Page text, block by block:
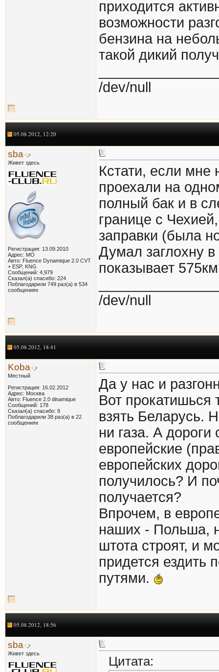
приходится
возможности
бензина на
такой дикий
/dev/null
05.08.2012, 12:20
sba
Живет здесь
Регистрация: 13.09.2010
Адрес: МО
Авто: Fluence Dynamique 2.0 CVT
+ ESP, KNG
Сообщений: 4,979
Сказал(а) спасибо: 224
Поблагодарили 749 раз(а) в 534
сообщениях
Кстати, если мне
проехали на
полный бак и в
границе с
заправки (была
Думал заглохну в
показывает
/dev/null
05.08.2012, 18:41
Koba
Местный
Регистрация: 16.02.2012
Адрес: Москва
Авто: Fluence 2.0 dinamique
Сообщений: 178
Сказал(а) спасибо: 8
Поблагодарили 38 раз(а) в 22
сообщениях
Да у нас и
Вот прокатишься
взять Беларусь.
ни газа. А дороги
европейские
европейских
получилось? И
получается?
Впрочем, в
наших - Польша,
штота строят, и
придется ездить
путями.
05.08.2012, 18:56
sba
Живет здесь
Цитата: